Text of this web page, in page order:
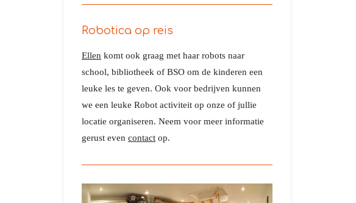
Robotica op reis
Ellen komt ook graag met haar robots naar
school, bibliotheek of BSO om de kinderen een
leuke les te geven. Ook voor bedrijven kunnen
we een leuke Robot activiteit op onze of jullie
locatie organiseren. Neem voor meer informatie
gerust even contact op.